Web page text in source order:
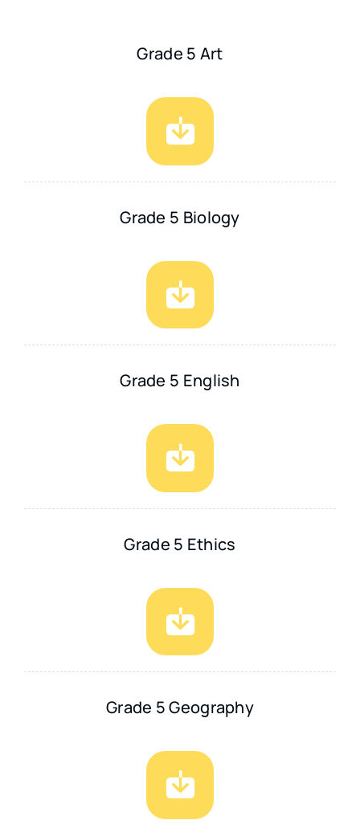
Grade 5 Art
Grade 5 Biology
Grade 5 English
Grade 5 Ethics
Grade 5 Geography